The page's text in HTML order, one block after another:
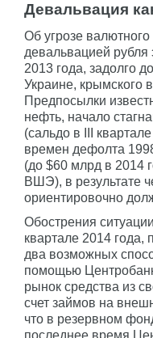
Девальвация
Об угрозе
девальвацией
2013 года, задолго
Украине, крымского
Предпосылки
нефть, начало
(сальдо в III
времен дефолта
(до $60 млрд в 2014
ВШЭ), в результате
ориентировочно
Обострения
квартале 2014 года,
два возможных
помощью
рынок средства из
счет займов на
что в резервном